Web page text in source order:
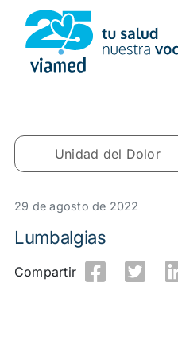
Saltar
contenido
Unidad del Dolor
29 de agosto de 2022
Lumbalgias
Compartir